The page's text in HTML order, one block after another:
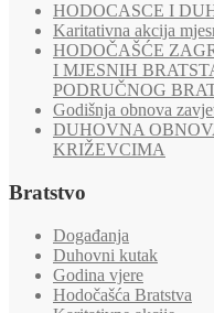
HODOCASCE I
Karitativna akcija
HODOČAŠĆE
I MJESNIH
PODRUČNOG
Godišnja obnova
DUHOVNA
KRIŽEVCIMA
Bratstvo
Događanja
Duhovni kutak
Godina vjere
Hodočašća Bratstva